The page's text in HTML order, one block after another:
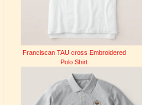
Franciscan TAU cross Embroidered
Polo Shirt